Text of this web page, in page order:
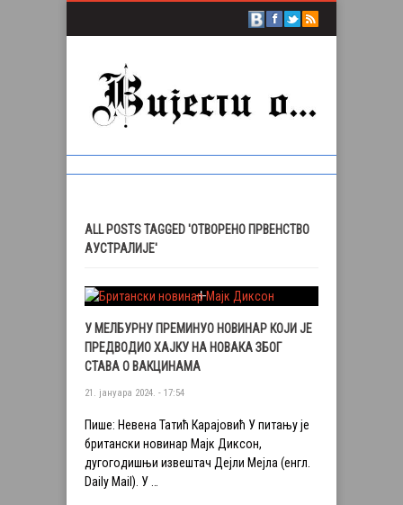
ALL POSTS TAGGED 'ОТВОРЕНО ПРВЕНСТВО
АУСТРАЛИЈЕ'
У МЕЛБУРНУ ПРЕМИНУО НОВИНАР КОЈИ ЈЕ
ПРЕДВОДИО ХАЈКУ НА НОВАКА ЗБОГ
СТАВА О ВАКЦИНАМА
21. јануара 2024. - 17:54
Пише: Невена Татић Карајовић У питању је
британски новинар Мајк Диксон,
дугогодишњи извештач Дејли Мејла (енгл.
Daily Mail). У …